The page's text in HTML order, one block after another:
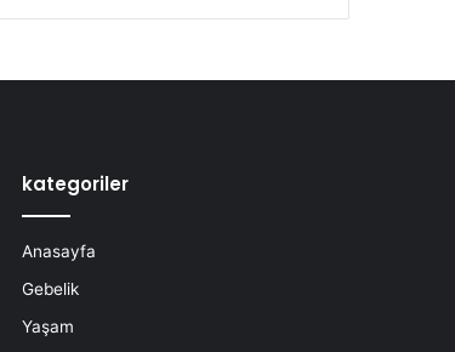
kategoriler
Anasayfa
Gebelik
Yaşam